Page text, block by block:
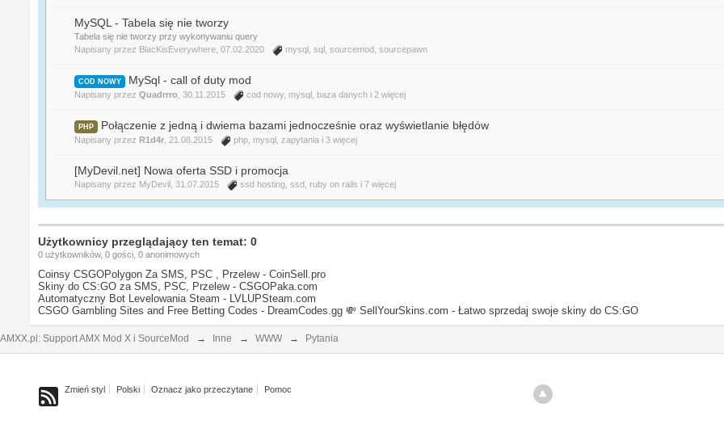
MySQL - Tabela się nie tworzy
Tabela się nie tworzy przy wykonywaniu query
Napisany przez BlacKisEverywhere , 07.02.2020 mysql ,sql ,sourcemod ,sourcepawn
COD NOWY MySql - call of duty mod
Napisany przezQuadrrro , 30.11.2015 cod nowy, mysql baza danych i 2 więcej
PHP Połączenie z jedną i dwiema bazami jednocześnie oraz wyświetlanie błędów
Napisany przez R1d4r , 21.08.2015 php mysql ,zapytania i 3 więcej
[MyDevil.net] Nowa oferta SSD i promocja
Napisany przez MyDevil , 31.07.2015 ssd hosting ,ssd ruby on rails i 7 więcej
Użytkownicy przeglądający ten temat: 0
0 użytkowników, 0 gości, 0 anonimowych
Coinsy CSGOPolygon Za SMS, PSC , Przelew - CoinSell.pro
Skiny do CS:GO za SMS, PSC, Przelew - CSGOPaka.com
Automatyczny Bot Levelowania Steam - LVLUPSteam.com
CSGO Gambling Sites and Free Betting Codes - DreamCodes.gg 💸 SellYourSkins.com - Łatwo sprzedaj swoje skiny do CS:GO
AMXX.pl: Support AMX Mod X i SourceMod → Inne → WWW → Pytania
Zmień styl Polski Oznacz jako przeczytane Pomoc